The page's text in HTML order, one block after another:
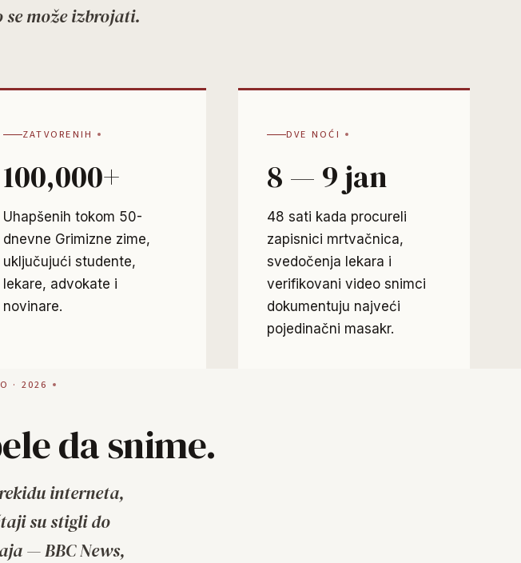
može izbrojati.
ZATVORENIH
100,000+
Uhapšenih tokom 50-
dnevne Grimizne zime,
uključujući studente,
lekare, advokate i
novinare.
DVE NOĆI
8 — 9 jan
48 sati kada procureli
zapisnici mrtvačnica,
svedočenja lekara i
verifikovani video snimci
dokumentuju najveći
pojedinačni masakr.
· 2026
da snime.
interneta,
su stigli do
— BBC News,